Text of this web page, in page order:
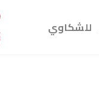
للشكاوي